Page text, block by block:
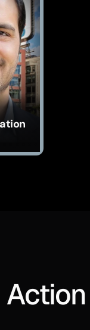
Action